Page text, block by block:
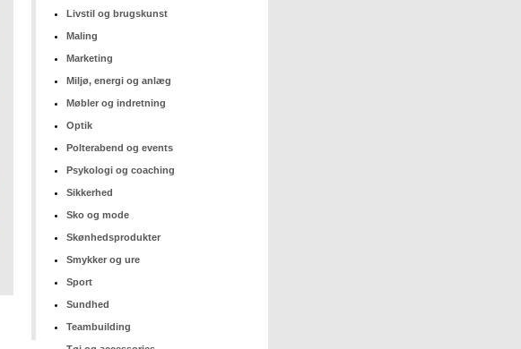
Livstil og brugskunst
Maling
Marketing
Miljø, energi og anlæg
Møbler og indretning
Optik
Polterabend og events
Psykologi og coaching
Sikkerhed
Sko og mode
Skønhedsprodukter
Smykker og ure
Sport
Sundhed
Teambuilding